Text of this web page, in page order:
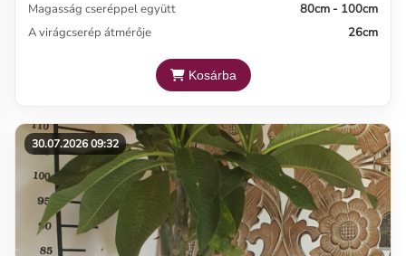
Magasság cseréppel együtt
80cm - 100cm
A virágcserép átmérője
26cm
Kosárba
30.07.2026 09:32